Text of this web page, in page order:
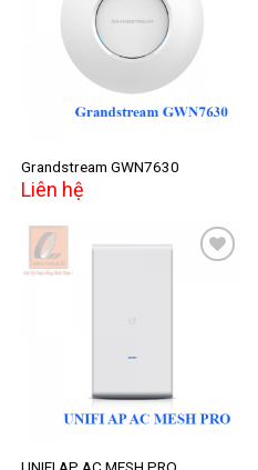
Grandstream GWN7630
Liên hệ
UNIFI AP AC MESH PRO